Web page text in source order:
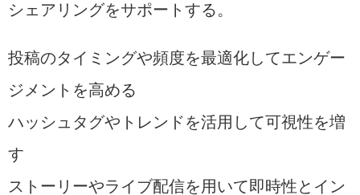
シェアリングをサポートする。
投稿のタイミングや頻度を最適化してエンゲー
ジメントを高める
ハッシュタグやトレンドを活用して可視性を増
す
ストーリーやライブ配信を用いて即時性とイン